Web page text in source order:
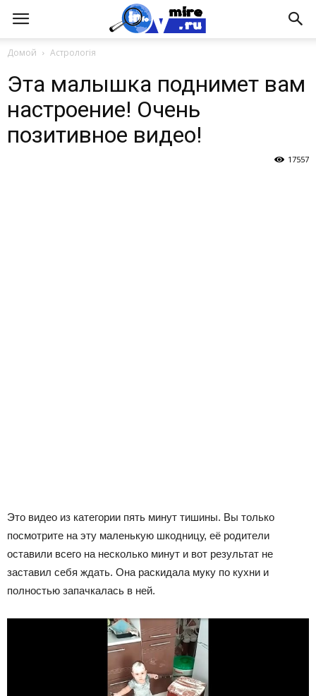
Домой Астрологія
Эта малышка поднимет вам
настроение! Очень
позитивное видео!
17557
Это видео из категории пять минут тишины. Вы только
посмотрите на эту маленькую шкодницу, её родители
оставили всего на несколько минут и вот результат не
заставил себя ждать. Она раскидала муку по кухни и
полностью запачкалась в ней.